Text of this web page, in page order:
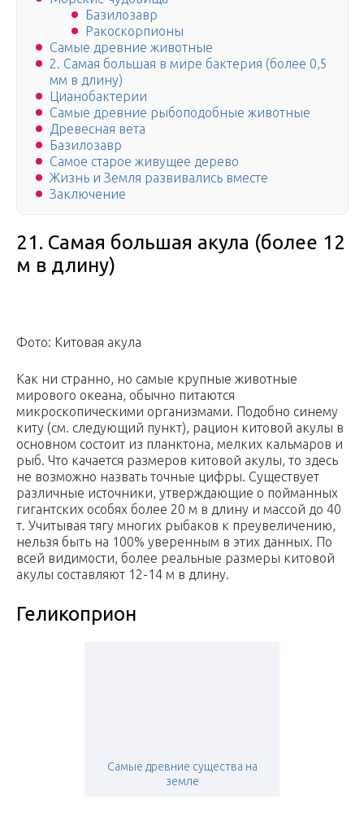
Базилозавр
Ракоскорпионы
Самые древние животные
2. Самая большая в мире бактерия (более 0,5
мм в длину)
Цианобактерии
Самые древние рыбоподобные животные
Древесная вета
Базилозавр
Самое старое живущее дерево
Жизнь и Земля развивались вместе
Заключение
21. Самая большая акула (более 12
м в длину)
Фото: Китовая акула
Как ни странно, но самые крупные животные
мирового океана, обычно питаются
микроскопическими организмами. Подобно синему
киту (см. следующий пункт), рацион китовой акулы в
основном состоит из планктона, мелких кальмаров и
рыб. Что качается размеров китовой акулы, то здесь
не возможно назвать точные цифры. Существует
различные источники, утверждающие о пойманных
гигантских особях более 20 м в длину и массой до 40
т. Учитывая тягу многих рыбаков к преувеличению,
нельзя быть на 100% уверенным в этих данных. По
всей видимости, более реальные размеры китовой
акулы составляют 12-14 м в длину.
Геликоприон
Самые древние существа на
земле